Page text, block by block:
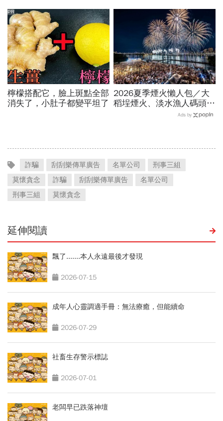
東京…暫停受理產險一次看
檸檬搭配它，臉上斑點全部
消失了，小肚子都變平坦了
PR
2026夏季煙火懶人包／大
稻埕煙火、淡水漁人碼頭、
東石海上煙火…全台花火施
Ads by
詐騙 刮刮樂傳單廣告 名單公司
刑事三組
莫懷貪念
詐騙 刮刮樂傳單廣告
名單公司
刑事三組
莫懷貪念
延伸閱讀
飄了.......本人永遠最後才發現
2026-07-15
成年人心靈調適手冊：無法療癒，但能續命
2026-07-29
社畜生存警示標誌
2026-07-01
老闆早已跌落神壇